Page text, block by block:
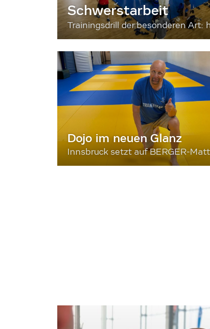
Schwerstarbeit
Trainingsdrill der besonderen Art:
Dojo im neuen Glanz
Innsbruck setzt auf BERGER-